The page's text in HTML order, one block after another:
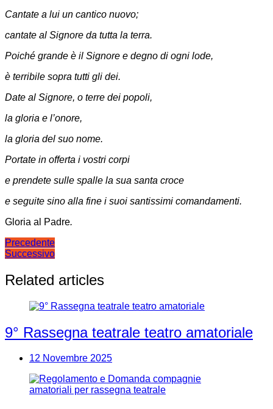
Cantate a lui un cantico nuovo;
cantate al Signore da tutta la terra.
Poiché grande è il Signore e degno di ogni lode,
è terribile sopra tutti gli dei.
Date al Signore, o terre dei popoli,
la gloria e l’onore,
la gloria del suo nome.
Portate in offerta i vostri corpi
e prendete sulle spalle la sua santa croce
e seguite sino alla fine i suoi santissimi comandamenti.
Gloria al Padre.
Navigazione
articoli
Precedente
Successivo
Related articles
9° Rassegna teatrale teatro amatoriale
12 Novembre 2025